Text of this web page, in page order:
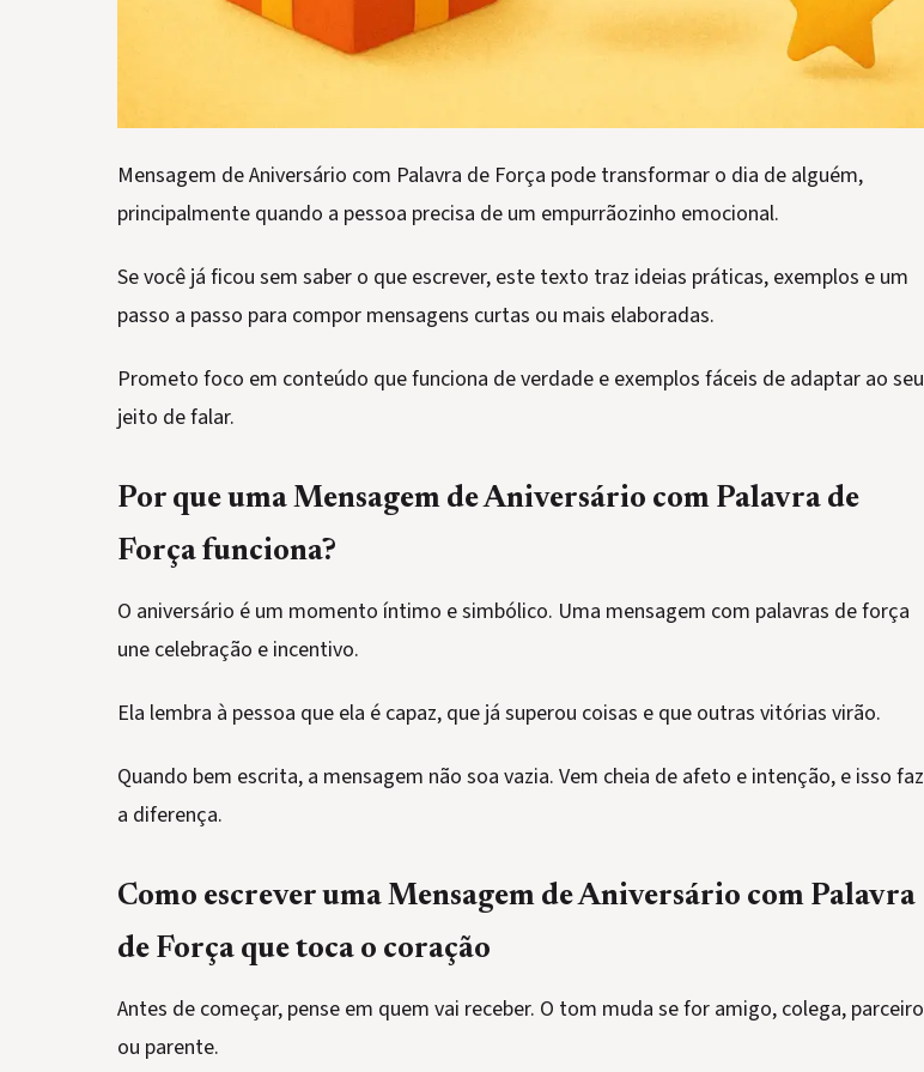
Mensagem de Aniversário com Palavra de Força pode transformar o dia de alguém,
principalmente quando a pessoa precisa de um empurrãozinho emocional.
Se você já ficou sem saber o que escrever, este texto traz ideias práticas, exemplos e um
passo a passo para compor mensagens curtas ou mais elaboradas.
Prometo foco em conteúdo que funciona de verdade e exemplos fáceis de adaptar ao seu
jeito de falar.
Por que uma Mensagem de Aniversário com Palavra de
Força funciona?
O aniversário é um momento íntimo e simbólico. Uma mensagem com palavras de força
une celebração e incentivo.
Ela lembra à pessoa que ela é capaz, que já superou coisas e que outras vitórias virão.
Quando bem escrita, a mensagem não soa vazia. Vem cheia de afeto e intenção, e isso faz
a diferença.
Como escrever uma Mensagem de Aniversário com Palavra
de Força que toca o coração
Antes de começar, pense em quem vai receber. O tom muda se for amigo, colega, parceiro
ou parente.